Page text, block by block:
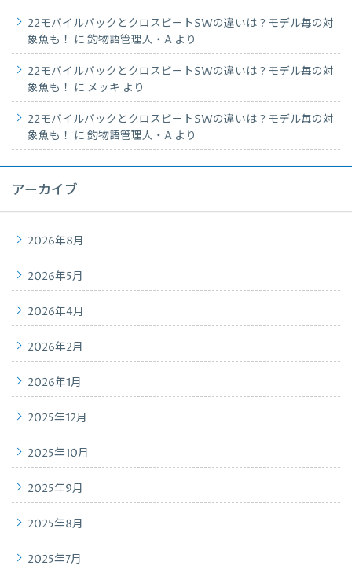
22モバイルパックとクロスビートSWの違いは？モデル毎の対
象魚も！
に 釣物語管理人・A より
22モバイルパックとクロスビートSWの違いは？モデル毎の対
象魚も！
に メッキ より
22モバイルパックとクロスビートSWの違いは？モデル毎の対
象魚も！
に 釣物語管理人・A より
アーカイブ
2026年8月
2026年5月
2026年4月
2026年2月
2026年1月
2025年12月
2025年10月
2025年9月
2025年8月
2025年7月